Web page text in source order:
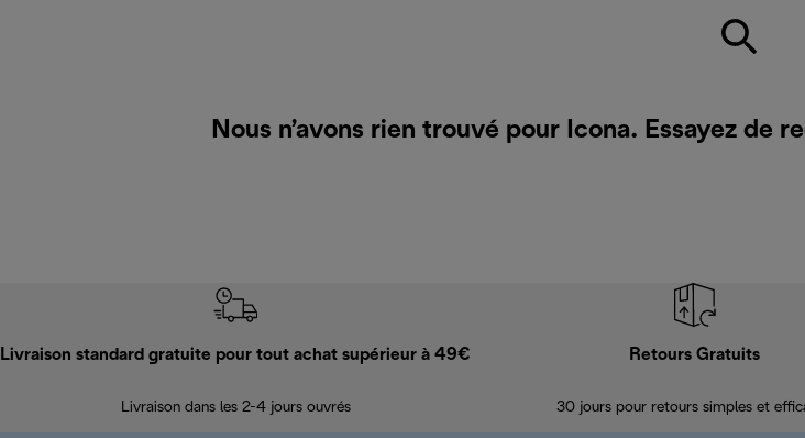
Nous n’avons rien trouvé pour Icona. Essayez de
Livraison standard gratuite pour tout achat supérieur à 49€
Livraison dans les 2-4 jours ouvrés
Retours Gratuits
30 jours pour retours simples et